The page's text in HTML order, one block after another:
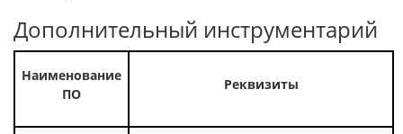
Дополнительный инструментарий
Наименование
ПО
Реквизиты